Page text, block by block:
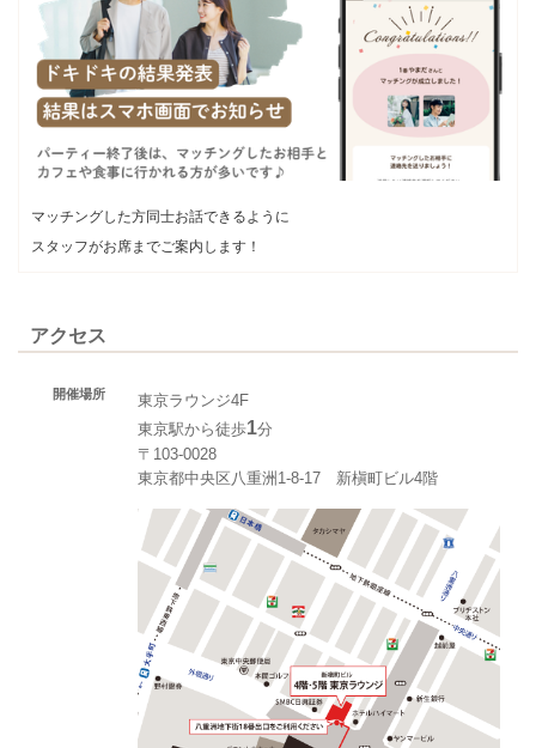
マッチングした方同士お話できるように
スタッフがお席までご案内します！
アクセス
開催場所
東京ラウンジ4F
東京駅から徒歩1分
〒103-0028
東京都中央区八重洲1-8-17 新槇町ビル4階